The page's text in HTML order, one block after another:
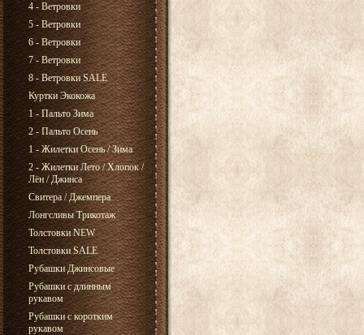
4 - Ветровки
5 - Ветровки
6 - Ветровки
7 - Ветровки
8 - Ветровки SALE
Куртки Экокожа
1 - Пальто Зима
2 - Пальто Осень
1 - Жилетки Осень / Зима
2 - Жилетки Лето / Хлопок /
Лён / Джинса
Свитера / Джемпера
Лонгсливы Трикотаж
Толстовки NEW
Толстовки SALE
Рубашки Джинсовые
Рубашки с длинным
рукавом
Рубашки с коротким
рукавом